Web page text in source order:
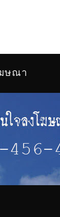
ษณา